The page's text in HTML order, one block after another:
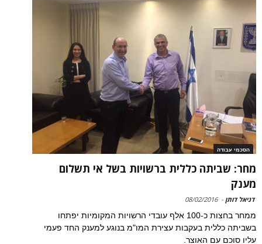
הסכמי עבודה
מחר: שביתה כללית ברשויות בשל אי תשלום
מענק
דניאל דותן -
08/02/2016
ממחר בחצות כ-100 אלף עובדי הרשויות המקומיות יפתחו
בשביתה כללית בעקבות עצירת המו"מ בנוגע למענק החד פעמי
עליו סוכם עם האוצר.